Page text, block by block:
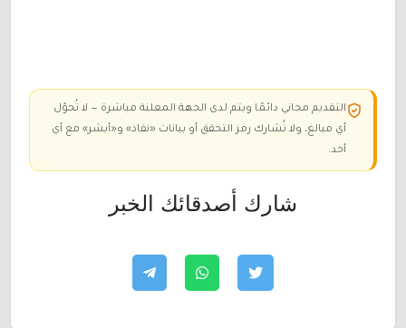
التقديم مجاني دائمًا ويتم لدى الجهة المعلنة مباشرة — لا تُحوّل
أي مبالغ، ولا تُشارك رمز التحقق أو بيانات «نفاذ» و«أبشر» مع أي
أحد.
شارك أصدقائك الخبر